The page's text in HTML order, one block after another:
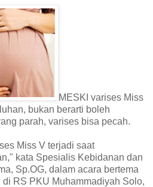
MESKI varises Miss
bukan berarti boleh
parah, varises bisa pecah.
Miss V terjadi saat
kata Spesialis Kebidanan dan
Sp.OG, dalam acara bertema
RS PKU Muhammadiyah Solo,